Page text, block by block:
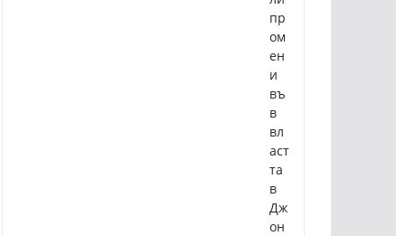
пр
ом
ен
и
въ
в
вл
аст
та
в
Дж
он